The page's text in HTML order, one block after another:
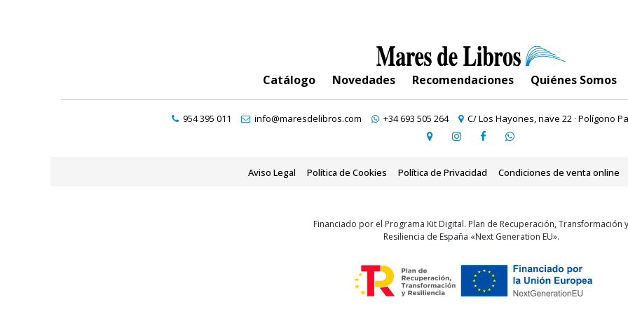
Catálogo Novedades Recomendaciones Quiénes Somos
954 395 011 info@maresdelibros.com +34 693 505 264 C/ Los Hayones, nave 22 · Polígono
Aviso Legal Política de Cookies Política de Privacidad Condiciones de venta online
Financiado por el Programa Kit Digital. Plan de Recuperación, Transformación y
Resiliencia de España «Next Generation EU».